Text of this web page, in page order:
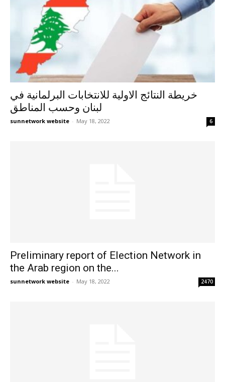
خريطة النتائج الاولية للانتخابات البرلمانية في
لبنان وحسب المناطق
sunnetwork website - May 18, 2022 6
Preliminary report of Election Network in
the Arab region on the...
sunnetwork website - May 18, 2022 2470